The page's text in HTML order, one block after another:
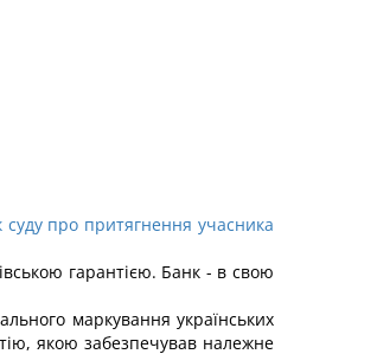
про притягнення учасника
гарантією. Банк - в свою
маркування українських
якою забезпечував належне